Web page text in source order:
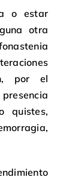
o estar
otra
por el
quistes,